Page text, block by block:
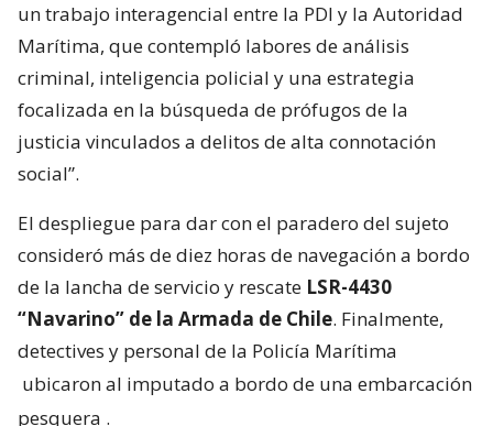
un trabajo interagencial entre la PDI y la Autoridad
Marítima, que contempló labores de análisis
criminal, inteligencia policial y una estrategia
focalizada en la búsqueda de prófugos de la
justicia vinculados a delitos de alta connotación
social”.
El despliegue para dar con el paradero del sujeto
consideró más de diez horas de navegación a bordo
de la lancha de servicio y rescate LSR-4430
“Navarino” de la Armada de Chile. Finalmente,
detectives y personal de la Policía Marítima
ubicaron al imputado a bordo de una embarcación
pesquera .